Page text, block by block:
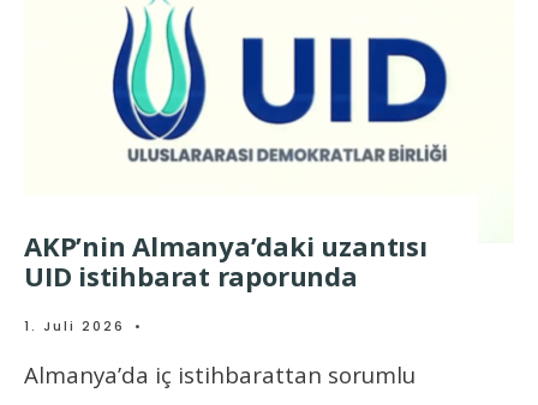
AKP’nin Almanya’daki uzantısı
UID istihbarat raporunda
1. Juli 2026 •
Almanya’da iç istihbarattan sorumlu